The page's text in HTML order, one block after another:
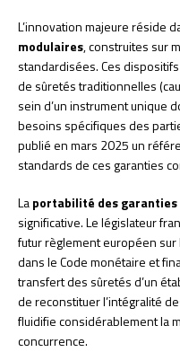
L’innovation majeure réside
modulaires, construites sur
standardisées. Ces
de sûretés traditionnelles
sein d’un instrument unique
besoins spécifiques des
publié en mars 2025 un
standards de ces garanties
Laportabilité des garanties
significative. Le législateur
futur règlement européen
dans le Code monétaire et
transfert des sûretés d’un
de reconstituer l’intégralité
fluidifie considérablement la
concurrence.